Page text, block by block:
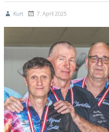
Kurt 7. April 2025